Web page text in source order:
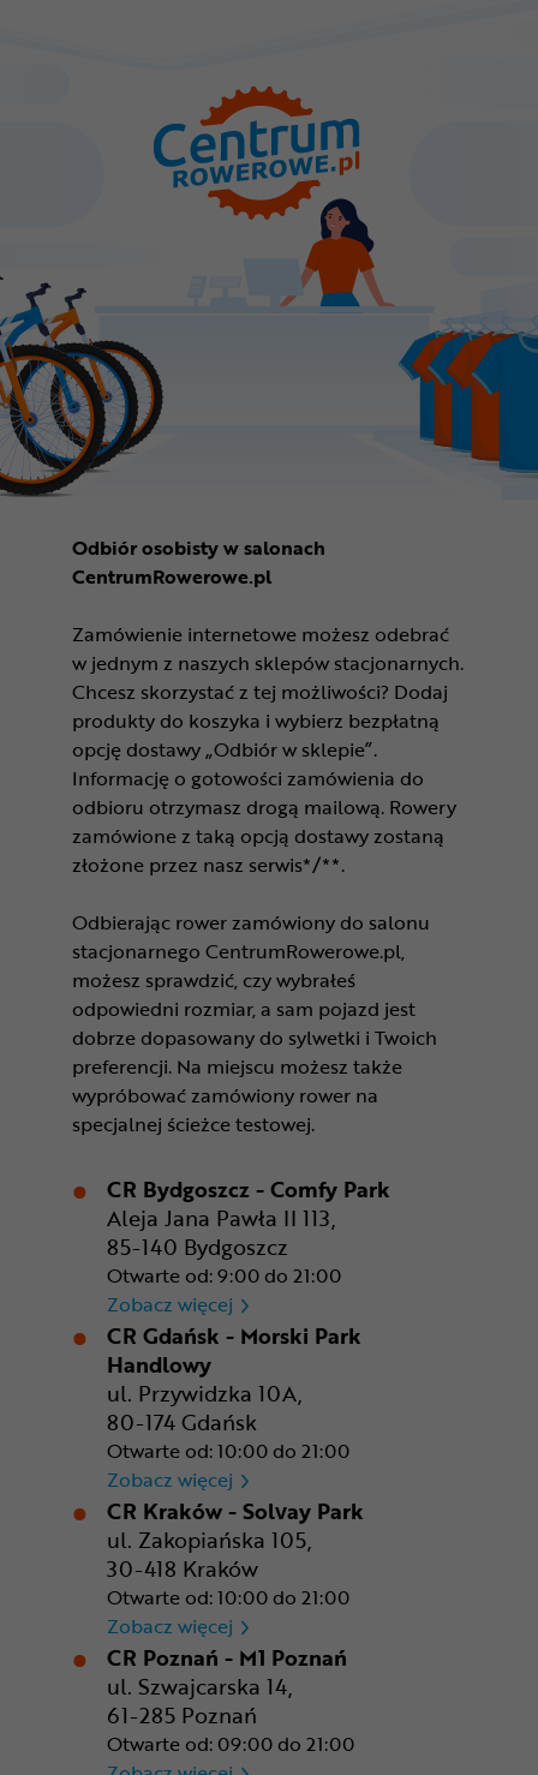
Odbiór osobisty w salonach
CentrumRowerowe.pl
Zamówienie internetowe możesz odebrać
w jednym z naszych sklepów stacjonarnych.
Chcesz skorzystać z tej możliwości? Dodaj
produkty do koszyka i wybierz bezpłatną
opcję dostawy „Odbiór w sklepie”.
Informację o gotowości zamówienia do
odbioru otrzymasz drogą mailową. Rowery
zamówione z taką opcją dostawy zostaną
złożone przez nasz serwis*/**.
Odbierając rower zamówiony do salonu
stacjonarnego CentrumRowerowe.pl,
możesz sprawdzić, czy wybrałeś
odpowiedni rozmiar, a sam pojazd jest
dobrze dopasowany do sylwetki i Twoich
preferencji. Na miejscu możesz także
wypróbować zamówiony rower na
specjalnej ścieżce testowej.
CR Bydgoszcz - Comfy Park
Aleja Jana Pawła II 113,
85-140 Bydgoszcz
Otwarte od: 9:00 do 21:00
Zobacz więcej CR Bydgoszcz - Comfy Park
CR Gdańsk - Morski Park
Handlowy
ul. Przywidzka 10A,
80-174 Gdańsk
Otwarte od: 10:00 do 21:00
Zobacz więcej CR Gdańsk - Morski Park
CR Kraków - Solvay Park
ul. Zakopiańska 105,
30-418 Kraków
Otwarte od: 10:00 do 21:00
Zobacz więcej CR Kraków - Solvay Park
CR Poznań - M1 Poznań
ul. Szwajcarska 14,
61-285 Poznań
Otwarte od: 09:00 do 21:00